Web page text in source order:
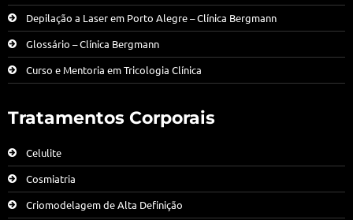
Depilação a Laser em Porto Alegre – Clínica Bergmann
Glossário – Clínica Bergmann
Curso e Mentoria em Tricologia Clínica
Tratamentos Corporais
Celulite
Cosmiatria
Criomodelagem de Alta Definição